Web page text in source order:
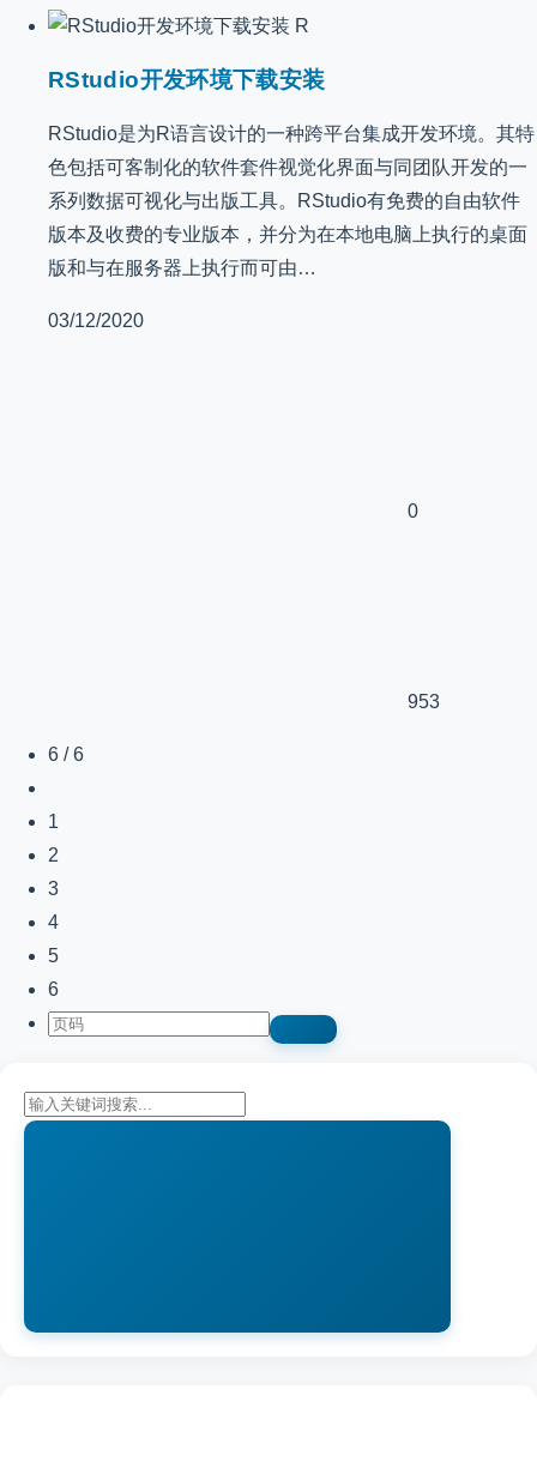
R
RStudio开发环境下载安装
RStudio是为R语言设计的一种跨平台集成开发环境。其特
色包括可客制化的软件套件视觉化界面与同团队开发的一
系列数据可视化与出版工具。RStudio有免费的自由软件
版本及收费的专业版本，并分为在本地电脑上执行的桌面
版和与在服务器上执行而可由…
03/12/2020
0
953
6 / 6
1
2
3
4
5
6